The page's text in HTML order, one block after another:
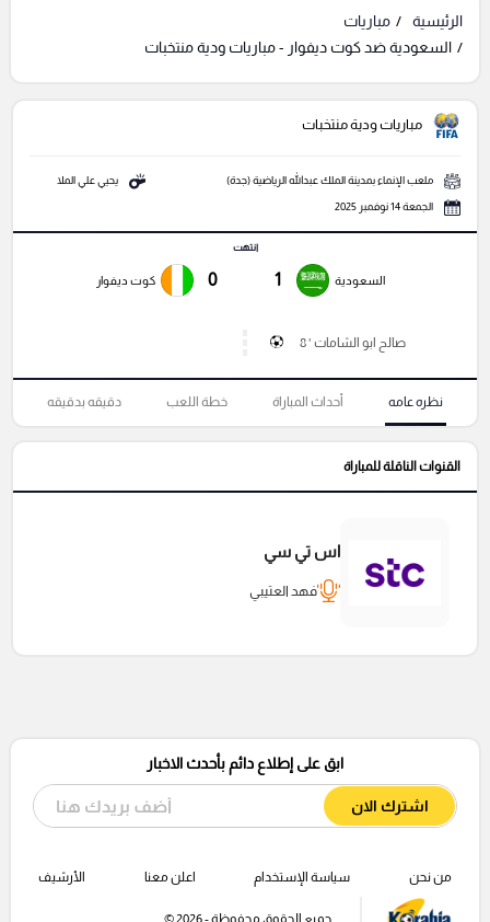
الرئيسية
مباريات
السعودية ضد كوت ديفوار - مباريات ودية منتخبات
مباريات ودية منتخبات
ملعب الإنماء بمدينة الملك عبدالله الرياضية (جدة) يحيي علي الملا
الجمعة 14 نوفمبر 2025
السعودية 1
انتهت
0 كوت ديفوار
صالح ابو الشامات ' 8
نظره عامه أحداث المباراة خطة اللعب دقيقه بدقيقه
القنوات الناقلة للمباراة
اس تي سي
فهد العتيبي
ابق على إطلاع دائم بأحدث الاخبار
اشترك الان
من نحن سياسة الإستخدام اعلن معنا الأرشيف